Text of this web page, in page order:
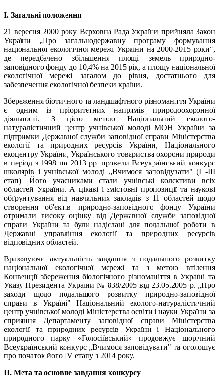
І. Загальні положення
21 вересня 2000 року Верховна Рада України прийняла Закон
України „Про загальнодержавну програму формування
національної екологічної мережі України на 2000-2015 роки",
де передбачено збільшення площі земель природно-
заповідного фонду до 10,4% на 2015 рік, а площу національної
екологічної мережі загалом до рівня, достатнього для
забезпечення екологічної безпеки країни.
Збереження біотичного та ландшафтного різноманіття України
є одним із пріоритетних напрямів природоохоронної
діяльності. З цією метою Національний еколого-
натуралістичний центр учнівської молоді МОН України за
підтримки Державної служби заповідної справи Міністерства
екології та природних ресурсів України, Національного
екоцентру України, Українського товариства охорони природи
в період з 1998 по 2013 рр. провели Всеукраїнський конкурс
школярів і учнівської молоді „Вчимося заповідувати" (І -ІІІ
етап). Його учасниками стали учнівські колективи всіх
областей України. А цікаві і змістовні пропозиції та наукові
обґрунтування від навчальних закладів з 11 областей щодо
створення об'єктів природно-заповідного фонду України
отримали високу оцінку від Державної служби заповідної
справи України та були надіслані для подальшої роботи в
Державні управління екології та природних ресурсів
відповідних областей.
Враховуючи актуальність завдання з подальшого розвитку
національної екологічної мережі та з метою втілення
Конвенції збереження біологічного різноманіття в Україні та
Указу Президента України № 838/2005 від 23.05.2005 р. „Про
заходи щодо подальшого розвитку природно-заповідної
справи в Україні" Національний еколого-натуралістичний
центр учнівської молоді Міністерства освіти і науки України за
сприяння Департаменту заповідної справи Міністерства
екології та природних ресурсів України і Національного
природного парку «Голосіївський» продовжує щорічний
Всеукраїнський конкурс „Вчимося заповідувати" та оголошує
про початок його ІV етапу з 2014 року.
ІІ. Мета та основне завдання конкурсу